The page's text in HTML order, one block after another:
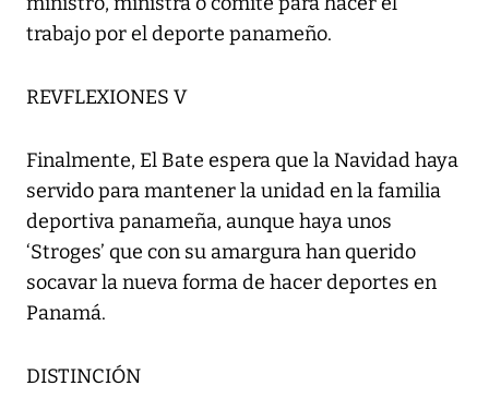
trabajo por el deporte panameño.
REVFLEXIONES V
Finalmente, El Bate espera que la Navidad haya
servido para mantener la unidad en la familia
deportiva panameña, aunque haya unos
‘Stroges’ que con su amargura han querido
socavar la nueva forma de hacer deportes en
Panamá.
DISTINCIÓN